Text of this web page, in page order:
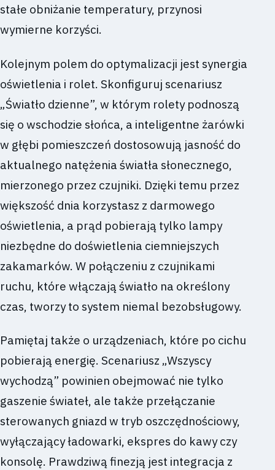
stałe obniżanie temperatury, przynosi
wymierne korzyści.
Kolejnym polem do optymalizacji jest synergia
oświetlenia i rolet. Skonfiguruj scenariusz
„Światło dzienne”, w którym rolety podnoszą
się o wschodzie słońca, a inteligentne żarówki
w głębi pomieszczeń dostosowują jasność do
aktualnego natężenia światła słonecznego,
mierzonego przez czujniki. Dzięki temu przez
większość dnia korzystasz z darmowego
oświetlenia, a prąd pobierają tylko lampy
niezbędne do doświetlenia ciemniejszych
zakamarków. W połączeniu z czujnikami
ruchu, które włączają światło na określony
czas, tworzy to system niemal bezobsługowy.
Pamiętaj także o urządzeniach, które po cichu
pobierają energię. Scenariusz „Wszyscy
wychodzą” powinien obejmować nie tylko
gaszenie świateł, ale także przełączanie
sterowanych gniazd w tryb oszczędnościowy,
wyłączający ładowarki, ekspres do kawy czy
konsolę. Prawdziwą finezją jest integracja z